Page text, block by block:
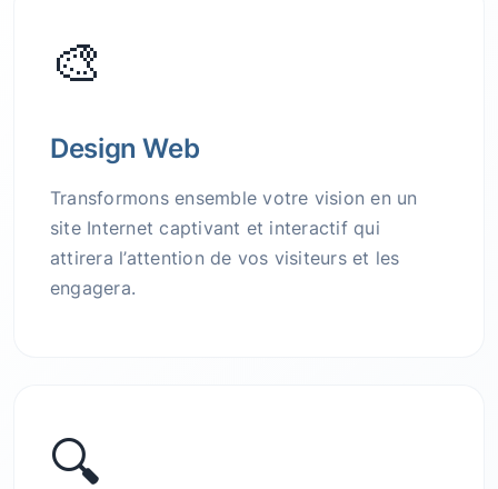
🎨
Design Web
Transformons ensemble votre vision en un
site Internet captivant et interactif qui
attirera l’attention de vos visiteurs et les
engagera.
🔍